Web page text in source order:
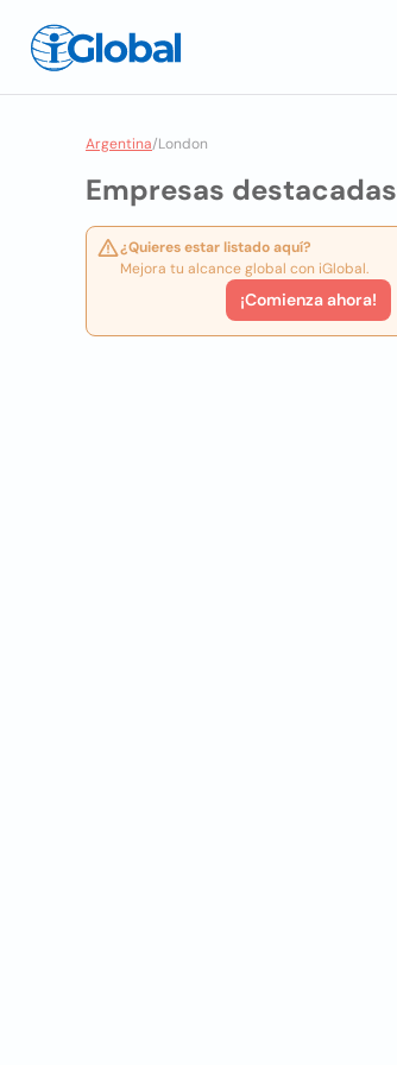
Argentina/London
Empresas destacadas
¿Quieres estar listado aquí?
Mejora tu alcance global con iGlobal.
¡Comienza ahora!